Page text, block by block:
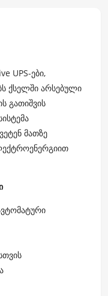
UPS-ები,
ქსელში არსებული
გათიშვის
მათზე